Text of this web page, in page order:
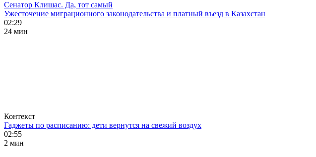
Сенатор Клишас. Да, тот самый
Ужесточение миграционного законодательства и платный въезд в Казахстан
02:29
24 мин
Контекст
Гаджеты по расписанию: дети вернутся на свежий воздух
02:55
2 мин